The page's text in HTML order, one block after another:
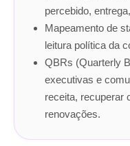
percebido,
Mapeamento de
leitura política da
QBRs (Quarterly
executivas e
receita, recuperar
renovações.